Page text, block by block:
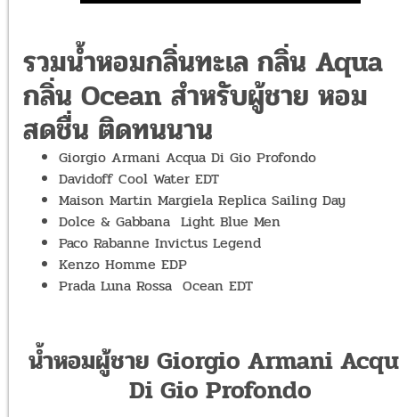
รวมน้ำหอมกลิ่นทะเล กลิ่น Aqua
กลิ่น Ocean สำหรับผู้ชาย หอม
สดชื่น ติดทนนาน
Giorgio Armani Acqua Di Gio Profondo
Davidoff Cool Water EDT
Maison Martin Margiela Replica Sailing Day
Dolce & Gabbana Light Blue Men
Paco Rabanne Invictus Legend
Kenzo Homme EDP
Prada Luna Rossa Ocean EDT
น้ำหอมผู้ชาย Giorgio Armani
Di Gio Profondo